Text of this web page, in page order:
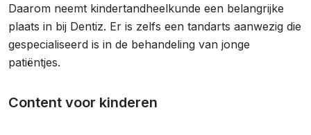
Daarom neemt kindertandheelkunde een belangrijke
plaats in bij Dentiz. Er is zelfs een tandarts aanwezig die
gespecialiseerd is in de behandeling van jonge
patiëntjes.
Content voor kinderen